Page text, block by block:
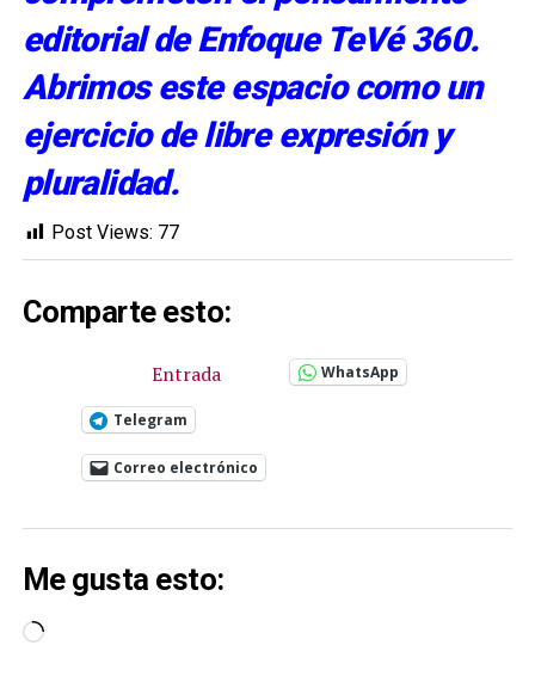
editorial de Enfoque TeVé 360.
Abrimos este espacio como un
ejercicio de libre expresión y
pluralidad.
Post Views: 77
Comparte esto:
Entrada WhatsApp
Telegram
Correo electrónico
Me gusta esto:
Cargando...